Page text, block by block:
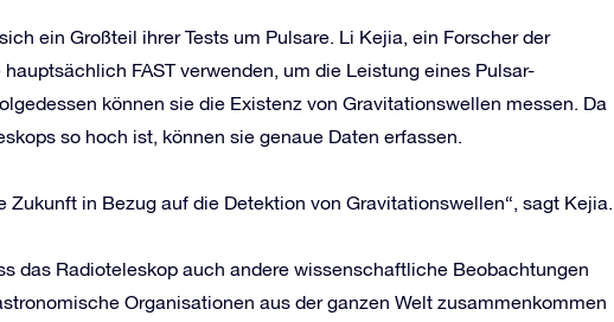
ein Großteil ihrer Tests um Pulsare. Li Kejia, ein Forscher der
FAST verwenden, um die Leistung eines Pulsar-
können sie die Existenz von Gravitationswellen messen. Da
so hoch ist, können sie genaue Daten erfassen.
Zukunft in Bezug auf die Detektion von Gravitationswellen“, sagt Kejia.
das Radioteleskop auch andere wissenschaftliche Beobachtungen
Organisationen aus der ganzen Welt zusammenkommen